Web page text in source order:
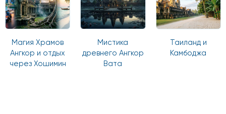
Магия Храмов
Ангкор и отдых
через Хошимин
Мистика
древнего Ангкор
Вата
Таиланд и
Камбоджа